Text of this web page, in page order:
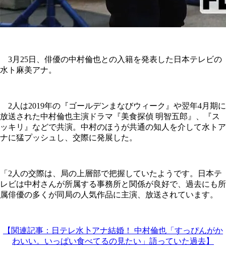
3月25日、俳優の中村倫也との入籍を発表した日本テレビの
水ト麻美アナ。
2人は2019年の『ゴールデンまなびウィーク』や翌年4月期に
放送された中村倫也主演ドラマ『美食探偵 明智五郎』、『ス
ッキリ』などで共演。中村のほうが共通の知人を介して水トア
ナに猛プッシュし、交際に発展した。
「2人の交際は、局の上層部で把握していたようです。日本テ
レビは中村さんが所属する事務所と関係が良好で、過去にも所
属俳優の多くが同局の人気作品に主演、放送されています。
【関連記事：日テレ水卜アナ結婚！ 中村倫也「すっぴんがか
わいい。いっぱい食べてるの見たい」語っていた過去】